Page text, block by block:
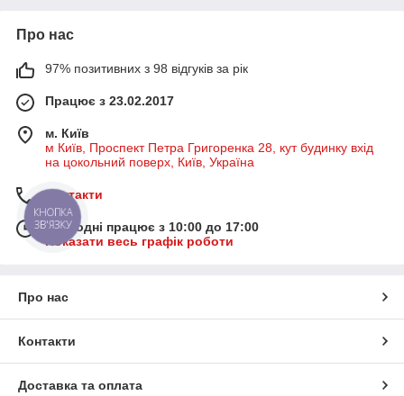
Про нас
97% позитивних з 98 відгуків за рік
Працює з 23.02.2017
м. Київ
м Київ, Проспект Петра Григоренка 28, кут будинку вхід
на цокольний поверх, Київ, Україна
Контакти
Сьогодні працює з 10:00 до 17:00
Показати весь графік роботи
Про нас
Контакти
Доставка та оплата
КНОПКА
ЗВ'ЯЗКУ